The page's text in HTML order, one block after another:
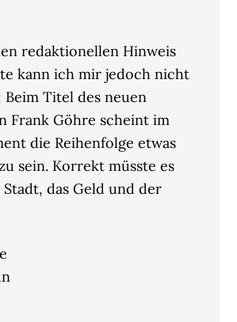
redaktionellen Hinweis
kann ich mir jedoch nicht
Titel des neuen
Frank Göhre scheint im
die Reihenfolge etwas
sein. Korrekt müsste es
Stadt, das Geld und der